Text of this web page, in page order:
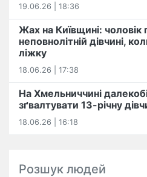
19.06.26 | 18:36
Жах на Київщині: чоловік
неповнолітній дівчині,
ліжку
18.06.26 | 17:38
На Хмельниччині
зґвалтувати 13-річну
18.06.26 | 16:18
Розшук людей